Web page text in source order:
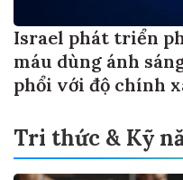
Israel phát triển
máu dùng ánh
phổi với độ chính
Tri thức & Kỹ